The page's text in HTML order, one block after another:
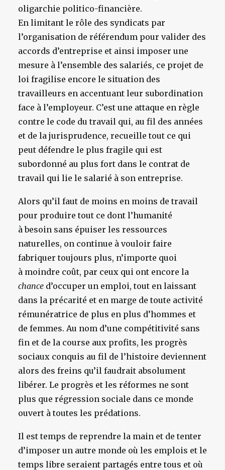
oligarchie politico-financière.
En limitant le rôle des syndicats par
l’organisation de référendum pour valider des
accords d’entreprise et ainsi imposer une
mesure à l’ensemble des salariés, ce projet de
loi fragilise encore le situation des
travailleurs en accentuant leur subordination
face à l’employeur. C’est une attaque en règle
contre le code du travail qui, au fil des années
et de la jurisprudence, recueille tout ce qui
peut défendre le plus fragile qui est
subordonné au plus fort dans le contrat de
travail qui lie le salarié à son entreprise.
Alors qu’il faut de moins en moins de travail
pour produire tout ce dont l’humanité
à besoin sans épuiser les ressources
naturelles, on continue à vouloir faire
fabriquer toujours plus, n’importe quoi
à moindre coût, par ceux qui ont encore la
chance d’occuper un emploi, tout en laissant
dans la précarité et en marge de toute activité
rémunératrice de plus en plus d’hommes et
de femmes. Au nom d’une compétitivité sans
fin et de la course aux profits, les progrès
sociaux conquis au fil de l’histoire deviennent
alors des freins qu’il faudrait absolument
libérer. Le progrès et les réformes ne sont
plus que régression sociale dans ce monde
ouvert à toutes les prédations.
Il est temps de reprendre la main et de tenter
d’imposer un autre monde où les emplois et le
temps libre seraient partagés entre tous et où